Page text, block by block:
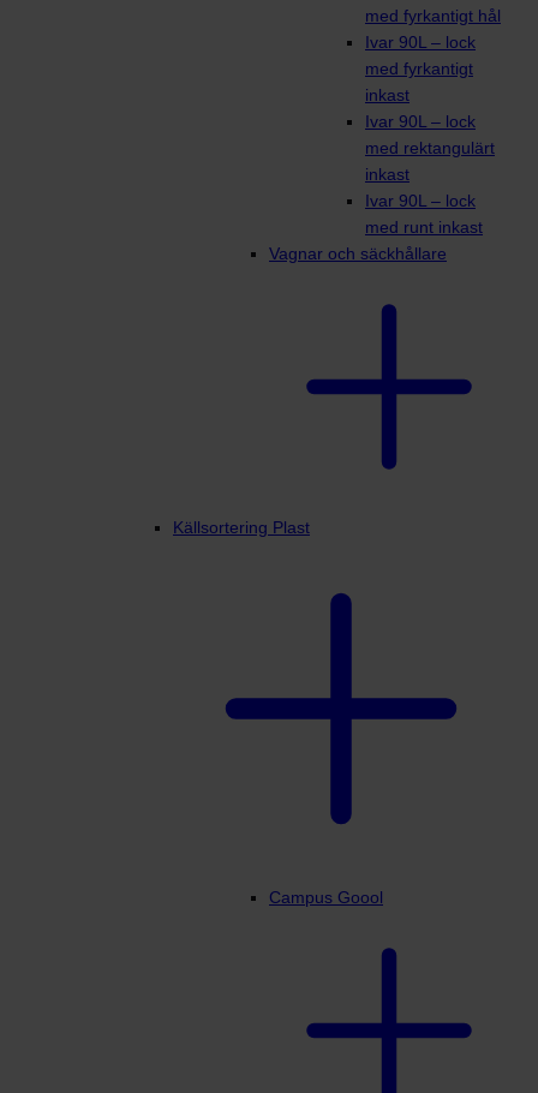
med fyrkantigt hål
Ivar 90L – lock
med fyrkantigt
inkast
Ivar 90L – lock
med rektangulärt
inkast
Ivar 90L – lock
med runt inkast
Vagnar och säckhållare
Källsortering Plast
Campus Goool